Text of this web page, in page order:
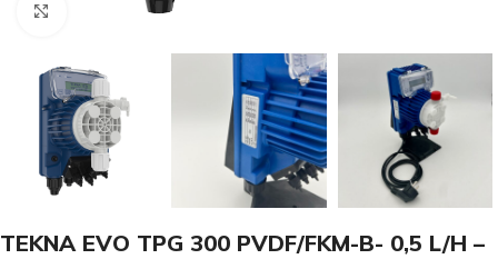
Click to enlarge
TEKNA EVO TPG 300 PVDF/FKM-B- 0,5 L/H –